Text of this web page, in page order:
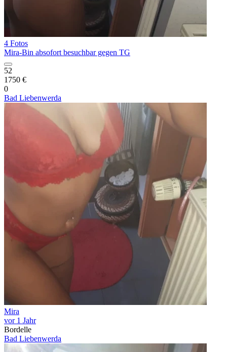
4 Fotos
Mira-Bin absofort besuchbar gegen TG
52
1750 €
0
Bad Liebenwerda
Mira
vor 1 Jahr
Bordelle
Bad Liebenwerda